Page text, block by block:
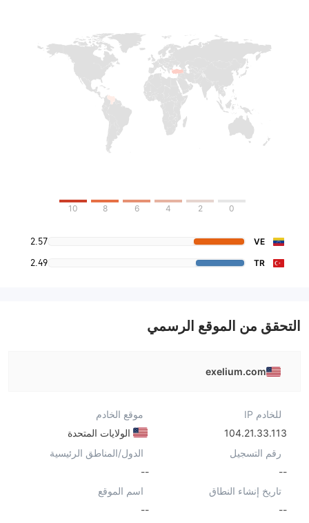
0
2
4
6
8
10
VE
2.57
TR
2.49
التحقق من الموقع الرسمي
exelium.com
للخادم IP
104.21.33.113
موقع الخادم
الولايات المتحدة
رقم التسجيل
--
الدول/المناطق الرئيسية
--
تاريخ إنشاء النطاق
--
اسم الموقع
--